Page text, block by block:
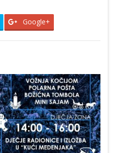
Google+